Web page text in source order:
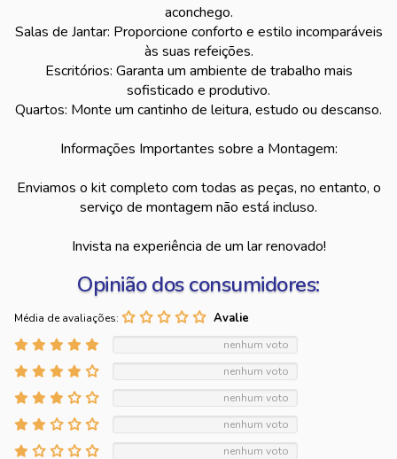
aconchego.
Salas de Jantar: Proporcione conforto e estilo incomparáveis
às suas refeições.
Escritórios: Garanta um ambiente de trabalho mais
sofisticado e produtivo.
Quartos: Monte um cantinho de leitura, estudo ou descanso.
Informações Importantes sobre a Montagem:
Enviamos o kit completo com todas as peças, no entanto, o
serviço de montagem não está incluso.
Invista na experiência de um lar renovado!
Opinião dos consumidores:
Média de avaliações:
nenhum voto
nenhum voto
nenhum voto
nenhum voto
nenhum voto